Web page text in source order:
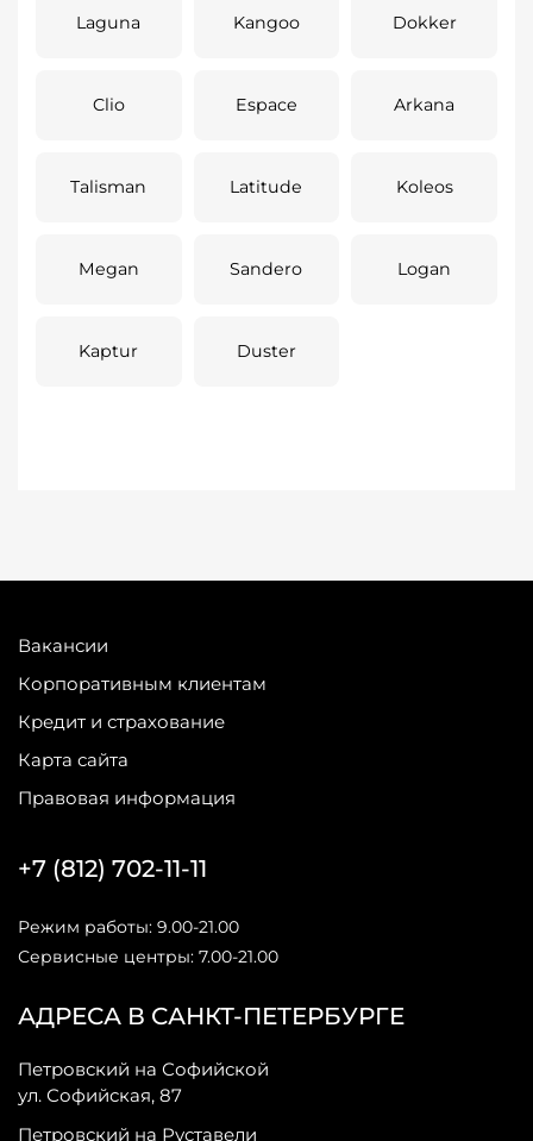
Laguna Kangoo Dokker
Clio Espace Arkana
Talisman Latitude Koleos
Megan Sandero Logan
Kaptur Duster
Вакансии
Корпоративным клиентам
Кредит и страхование
Карта сайта
Правовая информация
АДРЕСА В САНКТ-ПЕТЕРБУРГЕ
Петровский на Софийской
ул. Софийская, 87
Петровский на Руставели
+7 (812) 702-11-11
Режим работы: 9.00-21.00
Сервисные центры: 7.00-21.00